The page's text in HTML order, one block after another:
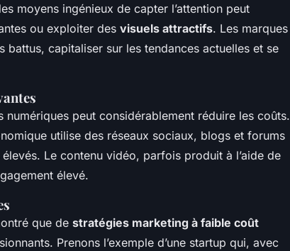
moyens ingénieux de capter l’attention peut
ou exploiter des visuels attractifs. Les marques
battus, capitaliser sur les tendances actuelles et se
numériques peut considérablement réduire les coûts.
utilise des réseaux sociaux, blogs et forums
Le contenu vidéo, parfois produit à l’aide de
élevé.
que de stratégies marketing à faible coût
Prenons l’exemple d’une startup qui, avec